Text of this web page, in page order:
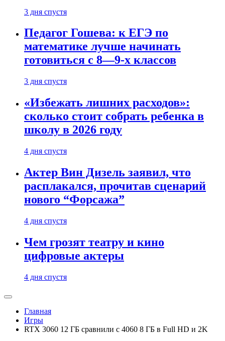
3 дня спустя
Педагог Гошева: к ЕГЭ по
математике лучше начинать
готовиться с 8—9-х классов
3 дня спустя
«Избежать лишних расходов»:
сколько стоит собрать ребенка в
школу в 2026 году
4 дня спустя
Актер Вин Дизель заявил, что
расплакался, прочитав сценарий
нового “Форсажа”
4 дня спустя
Чем грозят театру и кино
цифровые актеры
4 дня спустя
Главная
Игры
RTX 3060 12 ГБ сравнили с 4060 8 ГБ в Full HD и 2K